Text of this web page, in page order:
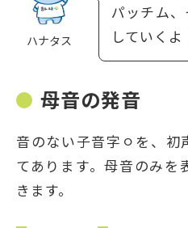
ハナタス
パッチム
していくよ
母音の発音
音のない子音字ㅇを、初
てあります。母音のみ
きます。